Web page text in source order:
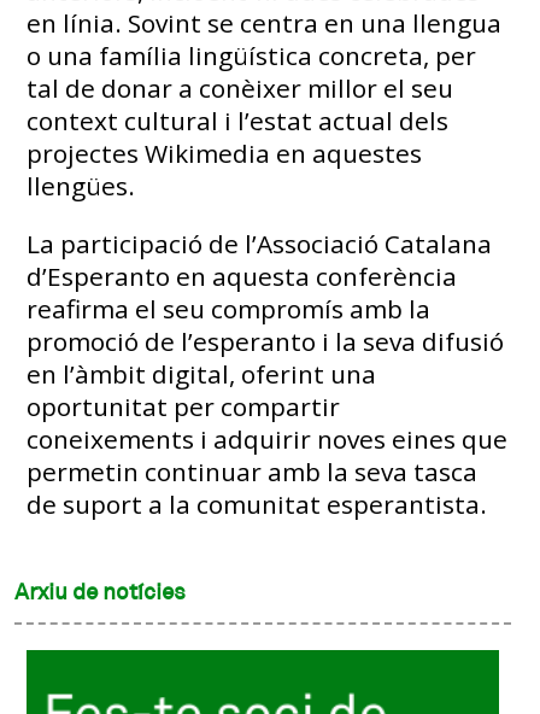
en línia. Sovint se centra en una llengua
o una família lingüística concreta, per
tal de donar a conèixer millor el seu
context cultural i l’estat actual dels
projectes Wikimedia en aquestes
llengües.
La participació de l’Associació Catalana
d’Esperanto en aquesta conferència
reafirma el seu compromís amb la
promoció de l’esperanto i la seva difusió
en l’àmbit digital, oferint una
oportunitat per compartir
coneixements i adquirir noves eines que
permetin continuar amb la seva tasca
de suport a la comunitat esperantista.
Arxiu de notícies